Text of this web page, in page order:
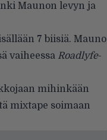
Maunon levyn ja
7 biisiä. Mauno
vaiheessa Roadlyfe-
mihinkään
mixtape soimaan